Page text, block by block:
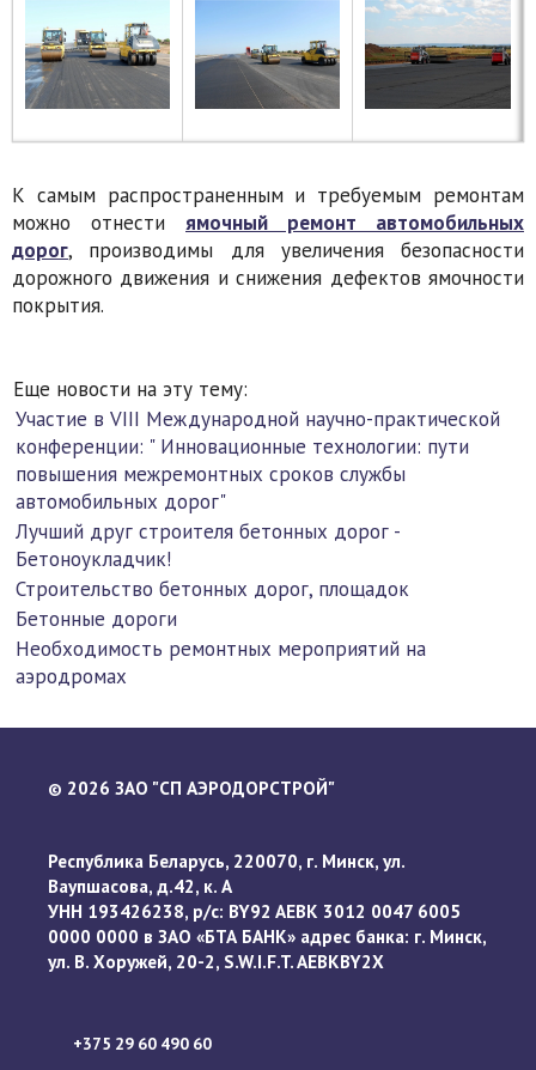
К самым распространенным и требуемым ремонтам
можно отнести ямочный ремонт автомобильных
дорог, производимы для увеличения безопасности
дорожного движения и снижения дефектов ямочности
покрытия.
Еще новости на эту тему:
Участие в VIII Международной научно-практической
конференции: " Инновационные технологии: пути
повышения межремонтных сроков службы
автомобильных дорог"
Лучший друг строителя бетонных дорог -
Бетоноукладчик!
Строительство бетонных дорог, площадок
Бетонные дороги
Необходимость ремонтных мероприятий на
аэродромах
© 2026 ЗАО "СП АЭРОДОРСТРОЙ"
Республика Беларусь, 220070, г. Минск, ул.
Ваупшасова, д.42, к. А
УНН 193426238, р/с: BY92 AEBK 3012 0047 6005
0000 0000 в ЗАО «БТА БАНК» адрес банка: г. Минск,
ул. В. Хоружей, 20-2, S.W.I.F.T. AEBKBY2X
+375 29 60 490 60